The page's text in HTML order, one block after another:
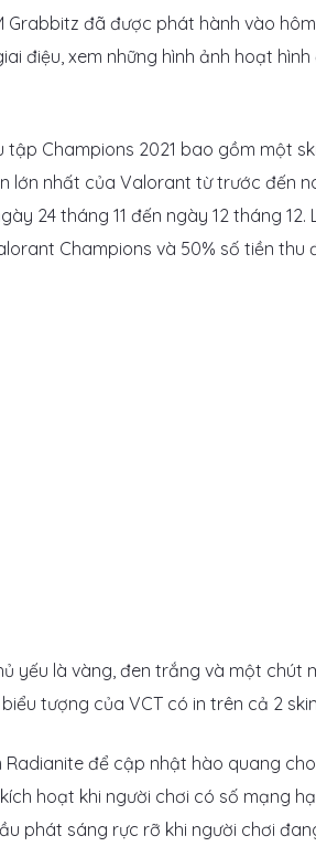
Grabbitz đã được phát hành vào
điệu, xem những hình ảnh hoạt hình
Champions 2021 bao gồm một
lớn nhất của Valorant từ trước đến
24 tháng 11 đến ngày 12 tháng 12.
Champions và 50% số tiền thu
yếu là vàng, đen trắng và một chút
tượng của VCT có in trên cả 2
để cập nhật hào quang cho
hoạt khi người chơi có số mạng
phát sáng rực rỡ khi người chơi